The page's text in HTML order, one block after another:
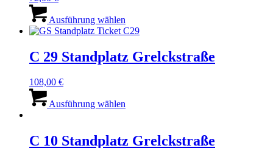
auf
der
gewählt
werden
Ausführung wählen
weist
Varianten
auf.
auf
gewählt
C 29 Standplatz Grelckstraße
108,00 €
Ausführung wählen
Varianten
C 10 Standplatz Grelckstraße